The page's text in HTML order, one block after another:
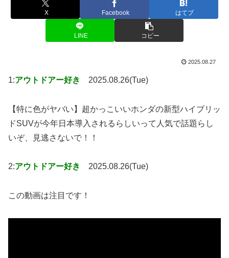
X Facebook はてブ
LINE コピー
2025.08.27
1:アウトドアー好き 2025.08.26(Tue)
【特に色がヤバい】超かっこいいホンダの新型ハイブリッ
ドSUVが今年日本導入されるらしいって人気で話題らし
いぞ、見逃さないで！！
2:アウトドアー好き 2025.08.26(Tue)
この動画は注目です！